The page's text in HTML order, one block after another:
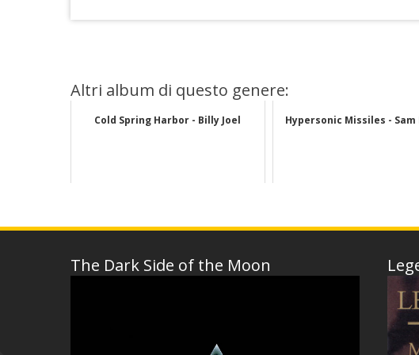
Altri album di questo genere:
Cold Spring Harbor - Billy Joel Hypersonic Missiles - Sam
The Dark Side of the Moon